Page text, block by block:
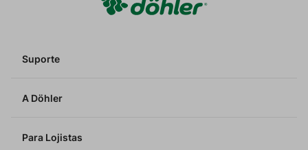
Suporte
A Döhler
Para Lojistas